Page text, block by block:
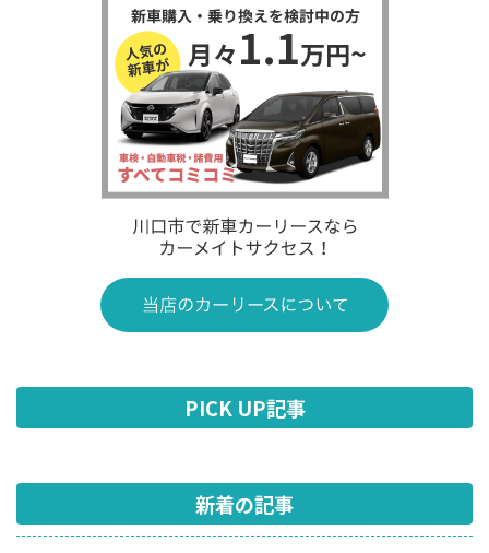
PICK UP記事
新着の記事